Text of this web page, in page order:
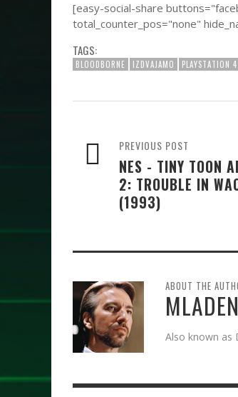
[easy-social-share
total_counter_pos="none"
TAGS:
BLOODBORNE IZDVAJAMO PLAYSTATION 4
PREVIOUS POST
NES - TINY TOON
2: TROUBLE IN
(1993)
ABOUT THE
Also known as